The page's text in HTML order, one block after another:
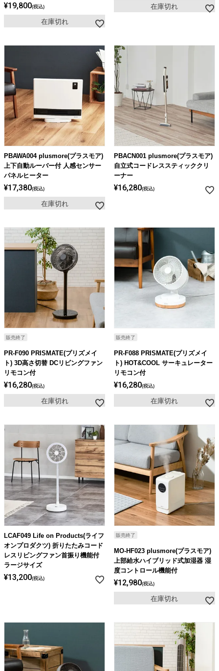
¥19,800 税込
在庫切れ
在庫切れ
PBAWA004 plusmore(プラスモア)
上下自動ルーバー付 人感センサー
パネルヒーター
¥17,380 税込
在庫切れ
PBACN001 plusmore(プラスモア)
自立式コードレススティッククリ
ーナー
¥16,280 税込
販売終了
PR-F090 PRISMATE(プリズメイ
ト) 3D高さ切替 DCリビングファン
リモコン付
¥16,280 税込
在庫切れ
販売終了
PR-F088 PRISMATE(プリズメイ
ト) HOT&COOL サーキュレーター
リモコン付
¥16,280 税込
在庫切れ
LCAF049 Life on Products(ライフ
オンプロダクツ) 折りたたみコード
レスリビングファン首振り機能付
ラージサイズ
¥13,200 税込
販売終了
MO-HF023 plusmore(プラスモア)
上部給水ハイブリッド式加湿器 湿
度コントロール機能付
¥12,980 税込
在庫切れ